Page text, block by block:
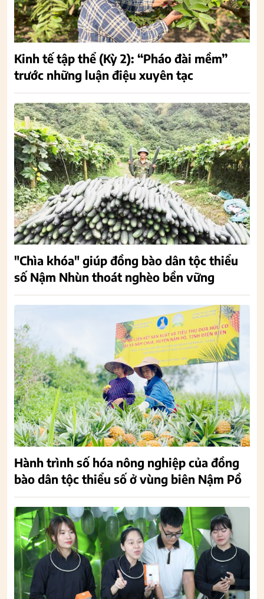
Kinh tế tập thể (Kỳ 2): “Pháo đài mềm”
trước những luận điệu xuyên tạc
"Chìa khóa" giúp đồng bào dân tộc thiểu
số Nậm Nhùn thoát nghèo bền vững
Hành trình số hóa nông nghiệp của đồng
bào dân tộc thiểu số ở vùng biên Nậm Pồ